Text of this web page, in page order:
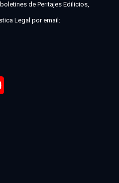
de Peritajes Edilicios,
Legal por email: